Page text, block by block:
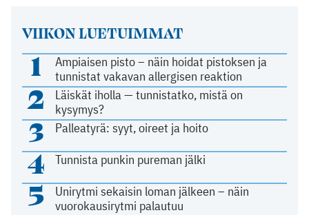
VIIKON LUETUIMMAT
1
Ampiaisen pisto – näin hoidat pistoksen ja
tunnistat vakavan allergisen reaktion
2
Läiskät iholla — tunnistatko, mistä on
kysymys?
3 Palleatyrä: syyt, oireet ja hoito
4 Tunnista punkin pureman jälki
5
Unirytmi sekaisin loman jälkeen – näin
vuorokausirytmi palautuu